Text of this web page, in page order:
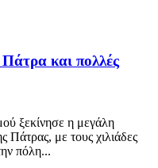
και πολλές
ξεκίνησε η μεγάλη
Πάτρας, με τους χιλιάδες
πόλη...